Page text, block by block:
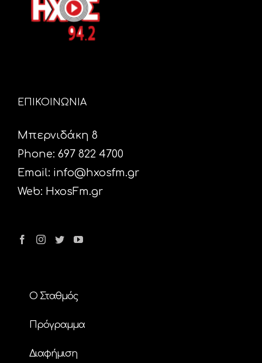
ΕΠΙΚΟΙΝΩΝΙΑ
Μπερνιδάκη 8
Phone: 697 822 4700
Email: info@hxosfm.gr
Web: HxosFm.gr
Ο Σταθμός
Πρόγραμμα
Διαφήμιση